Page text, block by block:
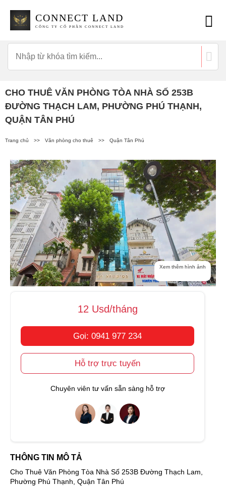
CONNECT LAND
CÔNG TY CỔ PHẦN CONNECT LAND
CHO THUÊ VĂN PHÒNG TÒA NHÀ SỐ 253B
ĐƯỜNG THẠCH LAM, PHƯỜNG PHÚ THẠNH,
QUẬN TÂN PHÚ
Trang chủ >> Văn phòng cho thuê >> Quận Tân Phú
Xem thêm hình ảnh
12 Usd/tháng
Gọi: 0941 977 234
Hỗ trợ trực tuyến
Chuyên viên tư vấn sẵn sàng hỗ trợ
THÔNG TIN MÔ TẢ
Cho Thuê Văn Phòng Tòa Nhà Số 253B Đường Thạch Lam,
Phường Phú Thạnh, Quận Tân Phú